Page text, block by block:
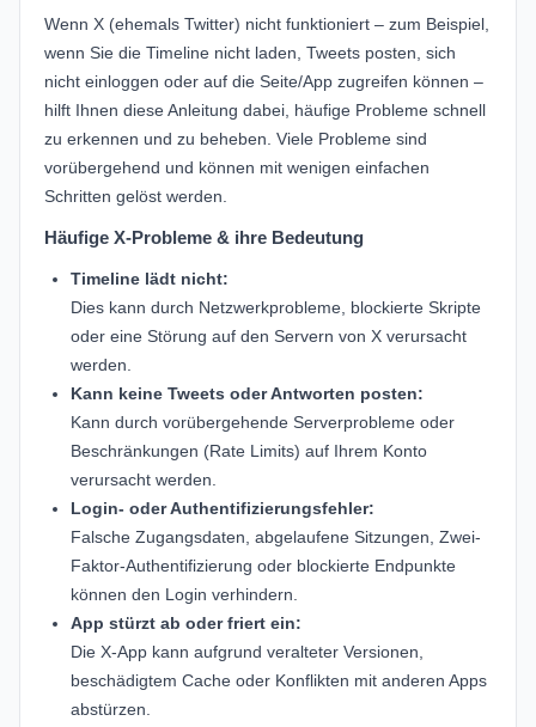
Wenn X (ehemals Twitter) nicht funktioniert – zum Beispiel,
wenn Sie die Timeline nicht laden, Tweets posten, sich
nicht einloggen oder auf die Seite/App zugreifen können –
hilft Ihnen diese Anleitung dabei, häufige Probleme schnell
zu erkennen und zu beheben. Viele Probleme sind
vorübergehend und können mit wenigen einfachen
Schritten gelöst werden.
Häufige X-Probleme & ihre Bedeutung
Timeline lädt nicht:
Dies kann durch Netzwerkprobleme, blockierte Skripte
oder eine Störung auf den Servern von X verursacht
werden.
Kann keine Tweets oder Antworten posten:
Kann durch vorübergehende Serverprobleme oder
Beschränkungen (Rate Limits) auf Ihrem Konto
verursacht werden.
Login- oder Authentifizierungsfehler:
Falsche Zugangsdaten, abgelaufene Sitzungen, Zwei-
Faktor-Authentifizierung oder blockierte Endpunkte
können den Login verhindern.
App stürzt ab oder friert ein:
Die X-App kann aufgrund veralteter Versionen,
beschädigtem Cache oder Konflikten mit anderen Apps
abstürzen.